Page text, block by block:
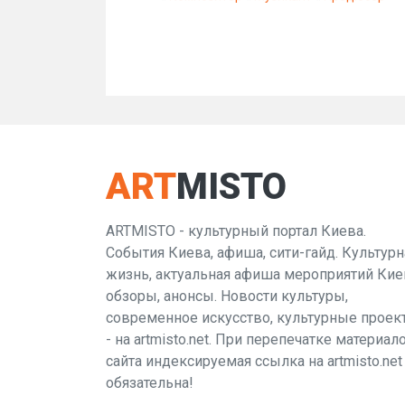
ARTMISTO
ARTMISTO - культурный портал Киева.
События Киева, афиша, сити-гайд.
жизнь, актуальная афиша мероприятий
обзоры, анонсы. Новости культуры,
современное искусство, культурные
- на artmisto.net. При перепечатке
сайта индексируемая ссылка на artmisto.net
обязательна!